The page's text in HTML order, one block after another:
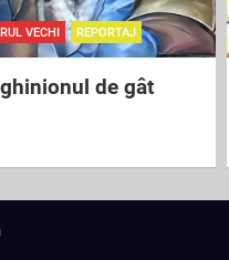
VECHI REPORTAJ
de gât